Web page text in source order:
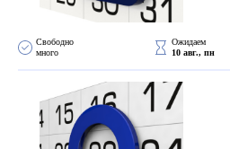
Свободно
много
Ожидаем
10 авг., пн